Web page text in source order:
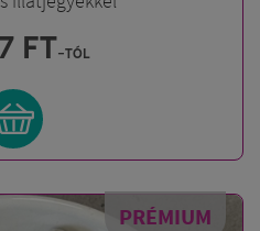
FT-tól
PRÉMIUM